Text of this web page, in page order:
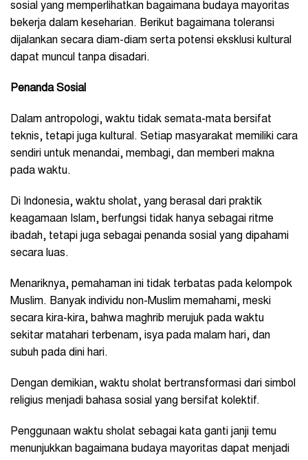
sosial yang memperlihatkan bagaimana budaya mayoritas
bekerja dalam keseharian. Berikut bagaimana toleransi
dijalankan secara diam-diam serta potensi eksklusi kultural
dapat muncul tanpa disadari.
Penanda Sosial
Dalam antropologi, waktu tidak semata-mata bersifat
teknis, tetapi juga kultural. Setiap masyarakat memiliki cara
sendiri untuk menandai, membagi, dan memberi makna
pada waktu.
Di Indonesia, waktu sholat, yang berasal dari praktik
keagamaan Islam, berfungsi tidak hanya sebagai ritme
ibadah, tetapi juga sebagai penanda sosial yang dipahami
secara luas.
Menariknya, pemahaman ini tidak terbatas pada kelompok
Muslim. Banyak individu non-Muslim memahami, meski
secara kira-kira, bahwa maghrib merujuk pada waktu
sekitar matahari terbenam, isya pada malam hari, dan
subuh pada dini hari.
Dengan demikian, waktu sholat bertransformasi dari simbol
religius menjadi bahasa sosial yang bersifat kolektif.
Penggunaan waktu sholat sebagai kata ganti janji temu
menunjukkan bagaimana budaya mayoritas dapat menjadi